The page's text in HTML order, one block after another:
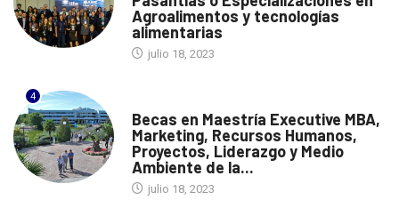
Agroalimentos y tecnologías
alimentarias
julio 18, 2023
4
Becas en Maestría Executive MBA,
Marketing, Recursos Humanos,
Proyectos, Liderazgo y Medio
Ambiente de la...
julio 18, 2023